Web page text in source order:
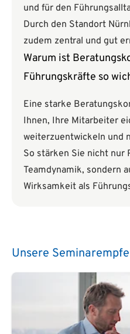
und für den
Durch den Standort
zudem zentral und gut
Warum ist
Führungskräfte so
Eine starke
Ihnen, Ihre Mitarbeiter
weiterzuentwickeln und
So stärken Sie nicht nur
Teamdynamik, sondern
Wirksamkeit als
Unsere